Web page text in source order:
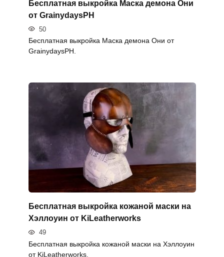
Бесплатная выкройка Маска демона Они
от GrainydaysPH
50
Бесплатная выкройка Маска демона Они от
GrainydaysPH.
Бесплатная выкройка кожаной маски на
Хэллоуин от KiLeatherworks
49
Бесплатная выкройка кожаной маски на Хэллоуин
от KiLeatherworks.